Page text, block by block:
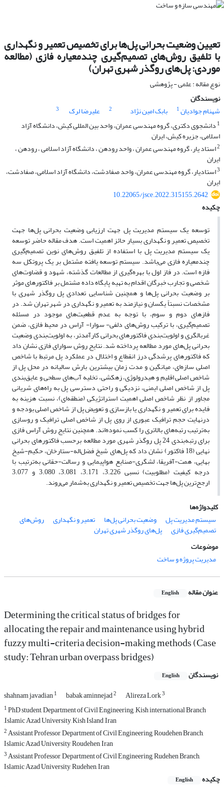
تعیین وضعیت بحرانی پل‌ها برای تخصیص تعمیر و نگهداری
با تلفیق روش‌های تصمیم‌گیری چندمعیاره فازی (مطالعه
موردی: پل‌های روگذر شهری تهران)
نوع مقاله : علمی - پژوهشی
نویسندگان
شهنام جوادیان1 بابک امین نژاد 2 علیرضا لرک
3
1 دانشجوی دکتری، گروه مهندسی عمران، واحد بین المللی کیش، دانشگاه آزاد
اسلامی، جزیره کیش، ایران
2استاد یار، گروه مهندسی عمران ، واحد رودهن ، دانشگاه آزاد اسلامی ، رودهن ،
ایران
3استادیار، گروه مهندسی عمران، واحد صفادشت، دانشگاه آزاد اسلامی، صفادشت،
ایران
10.22065/jsce.2022.315155.2642
چکیده
توسعه یک سیستم مدیریت پل جهت ارزیابی وضعیت بحرانی پل‌ها جهت
تخصیص تعمیر و نگهداری بسیار حائز اهمیت است. هدف مقاله حاضر توسعه
یک سیستم مدیریت پل با استفاده از تلفیق روش‌های نوین تصمیم‌گیری
چندمعیاره فازی می‌باشد. سیستم توسعه یافته مشتمل بر یک پروتکل سه
فازه است. در فاز اول با بهره‌گیری از مطالعات گذشته، شهود و قضاوت‌های
شخصی و تجارب خبرگان اقدام به تهیه پایگاه داده مشتمل بر فاکتورهای موثر
بر وضعیت بحرانی پل‌ها و همچنین شناسایی تعدادی پل روگذر شهری با
مشخصات نسبتاً یکسان و نیازمند به تعمیر و نگهداری در شهر تهران شد. در
فازهای دوم و سوم، با توجه به عدم قطعیت‌های موجود در مسئله
تصمیم‌گیری، با ترکیب روش‌های دلفی- سوارا- آراس در محیط فازی، ضمن
غربالگری و اولویت‌بندی فاکتورهای بحرانی کارآمدتر، به اولویت‌بندی وضعیت
بحرانی پل‌های مورد مطالعه پرداخته شد. نتایج روش سوارای فازی نشان داد
که فاکتورهای پرشدگی درز انقطاع و اختلال در عملکرد پل مرتبط با شاخص
اصلی سازه‌ای، میانگین و مدت زمان بیشترین بارش سالیانه در محل پل از
شاخص اصلی اقلیم و هیدرولوژی، زهکشی، تخلیه آب‌های سطحی و عایق‌بندی
پل از شاخص اصلی ایمنی، نزدیکی و راحتی دسترسی پل به راه‌های شریانی
مجاور از نظر شاخص اصلی اهمیت استراتژیکی (منطقه‌ای)، نسبت هزینه به
فایده برای تعمیر و نگهداری یا بازسازی و تعویض پل از شاخص اصلی بودجه و
درنهایت حجم ترافیک عبوری از روی پل از شاخص اصلی ترافیک و روسازی
به‌ترتیب رتبه‌های بالاتری را کسب نموده‌اند. همچنین نتایج روش آراس فازی
برای رتبه‌بندی 24 پل روگذر شهری مورد مطالعه برحسب فاکتورهای بحرانی
نهایی (18 فاکتور) نشان داد که پل‌های شیخ فضل‌اله-ستارخان، حکیم-شیخ
بهایی، همت-آفریقا، لشگری-صنایع هواپیمایی و رسالت-حقانی به‌ترتیب با
درجه کیفیت (مطلوبیت) نسبی 3.226، 3.171، 3.081، 3.080 و 3.077
ارجح‌ترین پل‌ها جهت تخصیص تعمیر و نگهداری به‌شمار می‌روند.
کلیدواژه‌ها
سیستم مدیریت پل
وضعیت بحرانی پل‌ها تعمیر و نگهداری روش‌های
تصمیم‌گیری فازی
پل‌های روگذر شهری تهران
موضوعات
مدیریت پروژه و ساخت
عنوان مقاله English
Determining the critical status of bridges for
allocating the repair and maintenance using hybrid
fuzzy multi-criteria decision-making methods (Case
study: Tehran urban overpass bridges)
نویسندگان English
shahnam javadian1 babak aminnejad2 Alireza Lork3
1PhD student, Department of Civil Engineering, ,Kish international Branch
,Islamic Azad University, Kish Island ,Iran
2Assistant Professor, Department of Civil Engineering, Roudehen Branch,
Islamic Azad University, Roudehen, Iran
3Assistant Professor, Department of Civil Engineering, Rudehen Branch,
Islamic Azad University, Rudehen, Iran
چکیده
English